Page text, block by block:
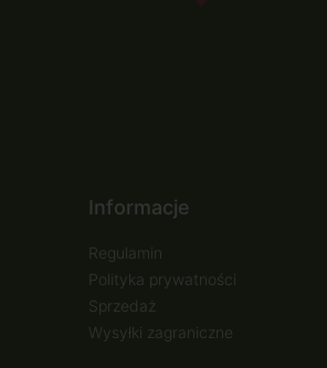
Informacje
Regulamin
Polityka prywatności
Sprzedaż
Wysyłki zagraniczne